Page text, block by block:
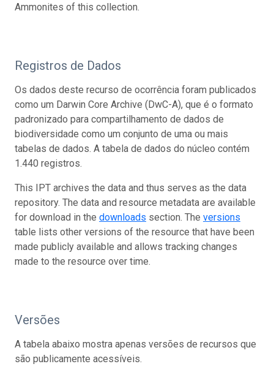
Ammonites of this collection.
Registros de Dados
Os dados deste recurso de ocorrência foram publicados
como um Darwin Core Archive (DwC-A), que é o formato
padronizado para compartilhamento de dados de
biodiversidade como um conjunto de uma ou mais
tabelas de dados. A tabela de dados do núcleo contém
1.440 registros.
This IPT archives the data and thus serves as the data
repository. The data and resource metadata are available
for download in the downloads section. The versions
table lists other versions of the resource that have been
made publicly available and allows tracking changes
made to the resource over time.
Versões
A tabela abaixo mostra apenas versões de recursos que
são publicamente acessíveis.